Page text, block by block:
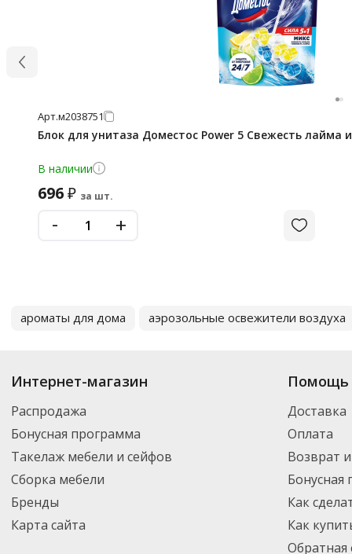
Арт.м2038751
Блок для унитаза Доместос Power 5 Свежесть лайма
В наличии
696₽ за шт.
- +
ароматы для дома аэрозольные освежители воздуха
Интернет-магазин
Распродажа
Бонусная программа
Такелаж мебели и сейфов
Сборка мебели
Бренды
Карта сайта
Помощь
Доставка
Оплата
Возврат
Бонусная
Как
Как
Обратная